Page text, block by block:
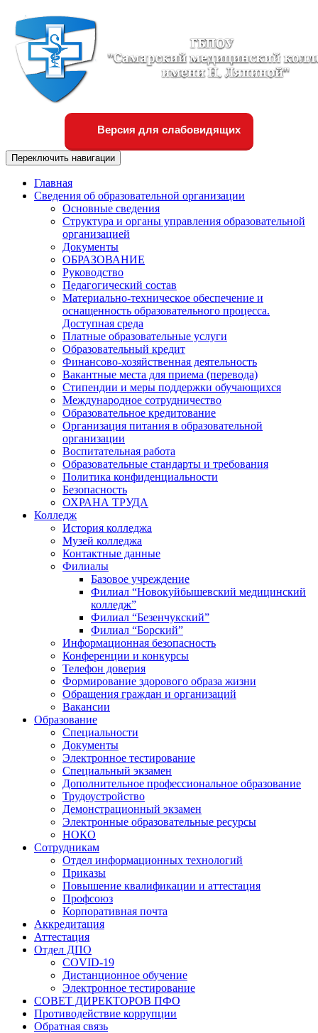
Версия для слабовидящих
Переключить навигации
Главная
Сведения об образовательной организации
Основные сведения
Структура и органы управления образовательной
организацией
Документы
ОБРАЗОВАНИЕ
Руководство
Педагогический состав
Материально-техническое обеспечение и
оснащенность образовательного процесса.
Доступная среда
Платные образовательные услуги
Образовательный кредит
Финансово-хозяйственная деятельность
Вакантные места для приема (перевода)
Стипендии и меры поддержки обучающихся
Международное сотрудничество
Образовательное кредитование
Организация питания в образовательной
организации
Воспитательная работа
Образовательные стандарты и требования
Политика конфиденциальности
Безопасность
ОХРАНА ТРУДА
Колледж
История колледжа
Музей колледжа
Контактные данные
Филиалы
Базовое учреждение
Филиал “Новокуйбышевский медицинский
колледж”
Филиал “Безенчукский”
Филиал “Борский”
Информационная безопасность
Конференции и конкурсы
Телефон доверия
Формирование здорового образа жизни
Обращения граждан и организаций
Вакансии
Образование
Специальности
Документы
Электронное тестирование
Специальный экзамен
Дополнительное профессиональное образование
Трудоустройство
Демонстрационный экзамен
Электронные образовательные ресурсы
НОКО
Сотрудникам
Отдел информационных технологий
Приказы
Повышение квалификации и аттестация
Профсоюз
Корпоративная почта
Аккредитация
Аттестация
Отдел ДПО
COVID-19
Дистанционное обучение
Электронное тестирование
СОВЕТ ДИРЕКТОРОВ ПФО
Противодействие коррупции
Обратная связь